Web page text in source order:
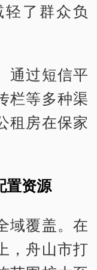
了群众负
过短信平
栏等多种渠
租房在保家
置资源
覆盖。在
，舟山市打